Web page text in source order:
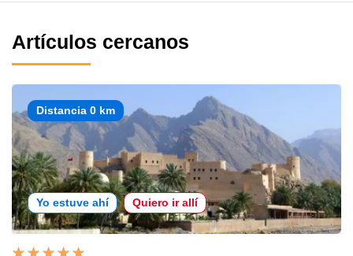
Artículos cercanos
Distancia 0 km
Yo estuve ahí Quiero ir allí